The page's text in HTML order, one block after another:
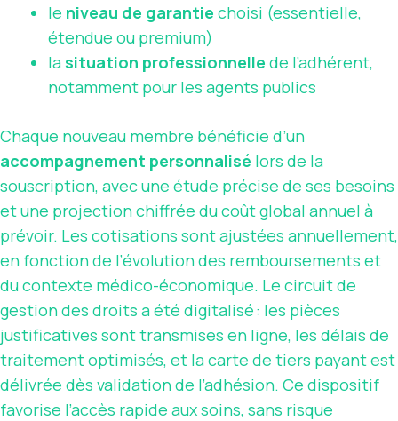
le niveau de garantie choisi (essentielle,
étendue ou premium)
la situation professionnelle de l’adhérent,
notamment pour les agents publics
Chaque nouveau membre bénéficie d’un
accompagnement personnalisé lors de la
souscription, avec une étude précise de ses besoins
et une projection chiffrée du coût global annuel à
prévoir. Les cotisations sont ajustées annuellement,
en fonction de l’évolution des remboursements et
du contexte médico-économique. Le circuit de
gestion des droits a été digitalisé : les pièces
justificatives sont transmises en ligne, les délais de
traitement optimisés, et la carte de tiers payant est
délivrée dès validation de l’adhésion. Ce dispositif
favorise l’accès rapide aux soins, sans risque